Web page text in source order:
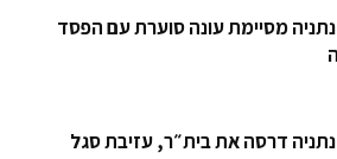
מסיימת עונה סוערת עם הפסד
דרסה את בית״ר, עזיבת סגל